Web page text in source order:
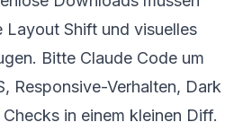
Layout Shift und visuelles
Bitte Claude Code um
Responsive-Verhalten, Dark
in einem kleinen Diff.